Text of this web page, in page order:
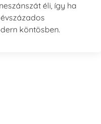
éli, így ha
köntösben.